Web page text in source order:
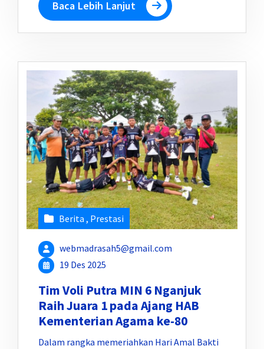
Baca Lebih Lanjut
Berita , Prestasi
webmadrasah5@gmail.com
19 Des 2025
Tim Voli Putra MIN 6 Nganjuk
Raih Juara 1 pada Ajang HAB
Kementerian Agama ke-80
Dalam rangka memeriahkan Hari Amal Bakti